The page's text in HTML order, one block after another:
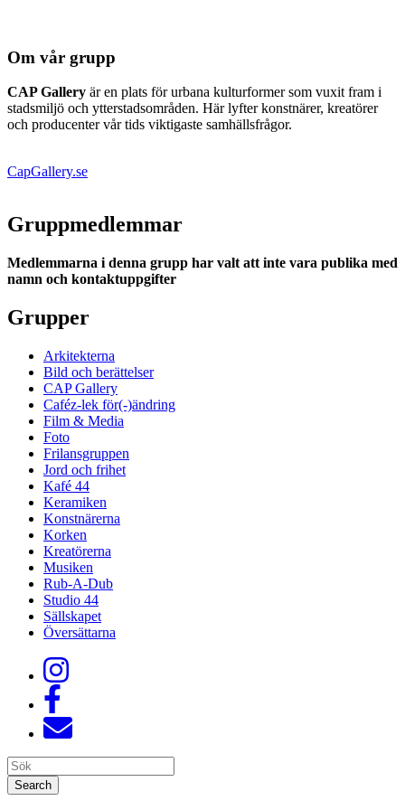
Om vår grupp
CAP Gallery är en plats för urbana kulturformer som vuxit fram i
stadsmiljö och ytterstadsområden. Här lyfter konstnärer, kreatörer
och producenter vår tids viktigaste samhällsfrågor.
CapGallery.se
Gruppmedlemmar
Medlemmarna i denna grupp har valt att inte vara publika med
namn och kontaktuppgifter
Grupper
Arkitekterna
Bild och berättelser
CAP Gallery
Caféz-lek för(-)ändring
Film & Media
Foto
Frilansgruppen
Jord och frihet
Kafé 44
Keramiken
Konstnärerna
Korken
Kreatörerna
Musiken
Rub-A-Dub
Studio 44
Sällskapet
Översättarna
Search
Search